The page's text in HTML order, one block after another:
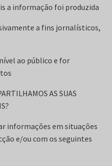
a informação foi produzida
a fins jornalísticos,
ao público e for
AS SUAS
informações em situações
e/ou com os seguintes